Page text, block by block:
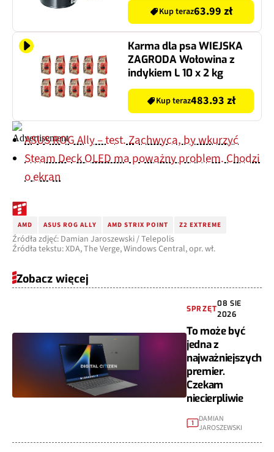
Kup teraz63.99 zł
Karma dla psa WIEJSKA
ZAGRODA Wołowina z
indykiem L 10 x 2 kg
Kup teraz483.93 zł
ASUS ROG Ally – test. Zachwyca, by wkurzyć
Steam Deck OLED ma poważny problem. Chodzi
o ekran
AMD ASUS ROG ALLY AMD STRIX POINT Z2 EXTREME
Źródła zdjęć: Damian Jaroszewski / Telepolis
Źródła tekstu: XDA, The Verge, Windows Central, opr. wł.
Zobacz więcej
SPRZĘT
08 SIE
2026
To może być
jedna z
najważniejszych
premier.
Czekam
niecierpliwie
1
DAMIAN
JAROSZEWSKI